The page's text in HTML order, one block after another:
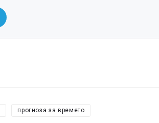
прогноза за времето